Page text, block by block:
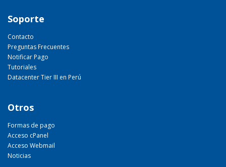
Soporte
Contacto
Preguntas Frecuentes
Notificar Pago
Tutoriales
Datacenter Tier III en Perú
Otros
Formas de pago
Acceso cPanel
Acceso Webmail
Noticias